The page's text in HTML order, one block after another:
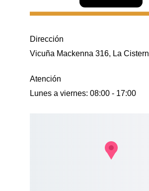
Dirección
Vicuña Mackenna 316, La
Atención
Lunes a viernes: 08:00 - 17:00